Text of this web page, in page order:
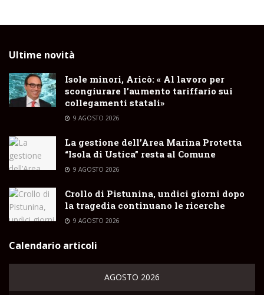
Ultime novità
Isole minori, Aricò: « Al lavoro per
scongiurare l’aumento tariffario sui
collegamenti statali»
9 AGOSTO 2026
La gestione dell’Area Marina Protetta
“Isola di Ustica” resta al Comune
9 AGOSTO 2026
Crollo di Pistunina, undici giorni dopo
la tragedia continuano le ricerche
9 AGOSTO 2026
Calendario articoli
AGOSTO 2026